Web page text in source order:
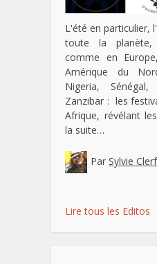
L'été en particulier,
toute la
comme en
Amérique du
Nigeria,
Zanzibar : les
Afrique, révélant
la suite…
Par Sylvie
Lire tous les Editos